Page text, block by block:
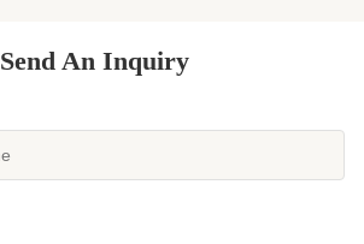
Send An Inquiry